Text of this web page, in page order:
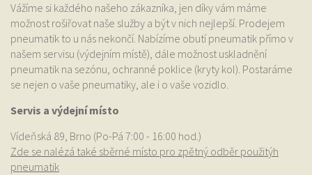
Vážíme si každého našeho zákazníka, jen díky vám máme
možnost rošiřovat naše služby a být v nich nejlepší. Prodejem
pneumatik to u nás nekončí. Nabízíme obutí pneumatik přímo v
našem servisu (výdejním místě), dále možnost uskladnění
pneumatik na sezónu, ochranné poklice (kryty kol). Postaráme
se nejen o vaše pneumatiky, ale i o vaše vozidlo.
Servis a výdejní místo
Vídeňská 89, Brno (Po-Pá 7:00 - 16:00 hod.)
Zde se nalézá také sběrné místo pro zpětný odběr použitýh
pneumatik